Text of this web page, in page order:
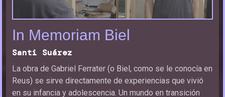
In Memoriam Biel
Santi Suárez
La obra de Gabriel Ferrater (o Biel, como se le conocía en
Reus) se sirve directamente de experiencias que vivió
en su infancia y adolescencia. Un mundo en transición